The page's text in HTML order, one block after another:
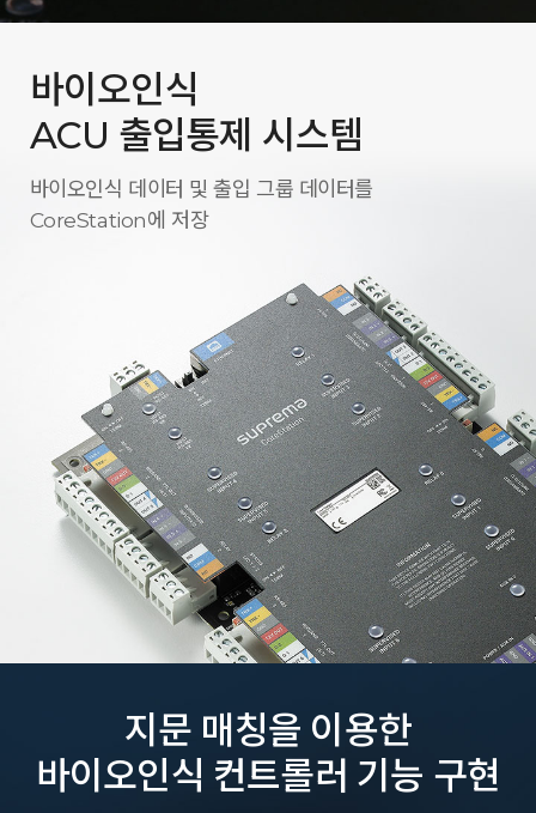
바이오인식
ACU 출입통제 시스템
바이오인식 데이터 및 출입 그룹 데이터를
CoreStation에 저장
지문 매칭을 이용한
바이오인식 컨트롤러 기능 구현